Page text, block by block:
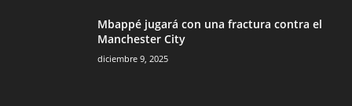
Mbappé jugará con una fractura contra el
Manchester City
diciembre 9, 2025